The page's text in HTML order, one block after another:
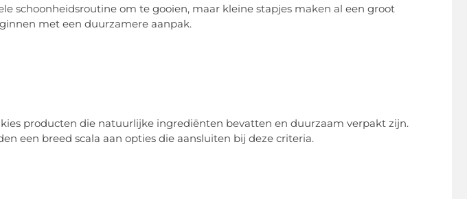
schoonheidsroutine om te gooien, maar kleine stapjes maken al een groot
met een duurzamere aanpak.
producten die natuurlijke ingrediënten bevatten en duurzaam verpakt zijn.
een breed scala aan opties die aansluiten bij deze criteria.